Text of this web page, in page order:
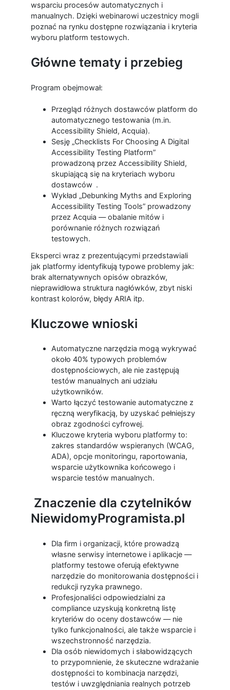
wsparciu procesów automatycznych i
manualnych. Dzięki webinarowi uczestnicy mogli
poznać na rynku dostępne rozwiązania i kryteria
wyboru platform testowych.
Główne tematy i przebieg
Program obejmował:
Przegląd różnych dostawców platform do
automatycznego testowania (m.in.
Accessibility Shield, Acquia).
Sesję „Checklists For Choosing A Digital
Accessibility Testing Platform”
prowadzoną przez Accessibility Shield,
skupiającą się na kryteriach wyboru
dostawców .
Wykład „Debunking Myths and Exploring
Accessibility Testing Tools” prowadzony
przez Acquia — obalanie mitów i
porównanie różnych rozwiązań
testowych.
Eksperci wraz z prezentującymi przedstawiali
jak platformy identyfikują typowe problemy jak:
brak alternatywnych opisów obrazków,
nieprawidłowa struktura nagłówków, zbyt niski
kontrast kolorów, błędy ARIA itp.
Kluczowe wnioski
Automatyczne narzędzia mogą wykrywać
około 40% typowych problemów
dostępnościowych, ale nie zastępują
testów manualnych ani udziału
użytkowników.
Warto łączyć testowanie automatyczne z
ręczną weryfikacją, by uzyskać pełniejszy
obraz zgodności cyfrowej.
Kluczowe kryteria wyboru platformy to:
zakres standardów wspieranych (WCAG,
ADA), opcje monitoringu, raportowania,
wsparcie użytkownika końcowego i
wsparcie testów manualnych.
Znaczenie dla czytelników
NiewidomyProgramista.pl
Dla firm i organizacji, które prowadzą
własne serwisy internetowe i aplikacje —
platformy testowe oferują efektywne
narzędzie do monitorowania dostępności i
redukcji ryzyka prawnego.
Profesjonaliści odpowiedzialni za
compliance uzyskują konkretną listę
kryteriów do oceny dostawców — nie
tylko funkcjonalności, ale także wsparcie i
wszechstronność narzędzia.
Dla osób niewidomych i słabowidzących
to przypomnienie, że skuteczne wdrażanie
dostępności to kombinacja narzędzi,
testów i uwzględniania realnych potrzeb